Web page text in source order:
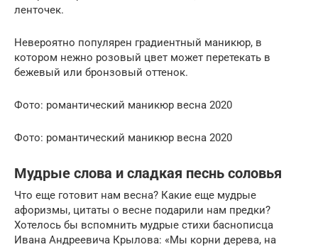
ленточек.
Невероятно популярен градиентный маникюр, в
котором нежно розовый цвет может перетекать в
бежевый или бронзовый оттенок.
Фото: романтический маникюр весна 2020
Фото: романтический маникюр весна 2020
Мудрые слова и сладкая песнь соловья
Что еще готовит нам весна? Какие еще мудрые
афоризмы, цитаты о весне подарили нам предки?
Хотелось бы вспомнить мудрые стихи баснописца
Ивана Андреевича Крылова: «Мы корни дерева, на